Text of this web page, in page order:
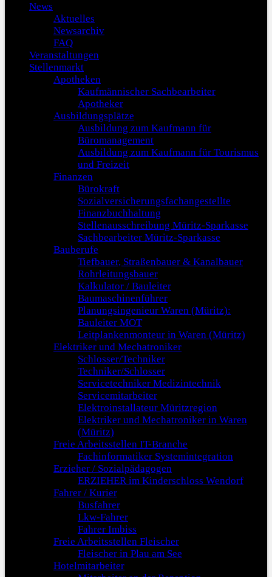
News
Aktuelles
Newsarchiv
FAQ
Veranstaltungen
Stellenmarkt
Apotheken
Kaufmännischer Sachbearbeiter
Apotheker
Ausbildungsplätze
Ausbildung zum Kaufmann für
Büromanagement
Ausbildung zum Kaufmann für Tourismus
und Freizeit
Finanzen
Bürokraft
Sozialversicherungsfachangestellte
Finanzbuchhaltung
Stellenausschreibung Müritz-Sparkasse
Sachbearbeiter Müritz-Sparkasse
Bauberufe
Tiefbauer, Straßenbauer & Kanalbauer
Rohrleitungsbauer
Kalkulator / Bauleiter
Baumaschinenführer
Planungsingenieur Waren (Müritz):
Bauleiter MOT
Leitplankenmonteur in Waren (Müritz)
Elektriker und Mechatroniker
Schlosser/Techniker
Techniker/Schlosser
Servicetechniker Medizintechnik
Servicemitarbeiter
Elektroinstallateur Müritzregion
Elektriker und Mechatroniker in Waren
(Müritz)
Freie Arbeitsstellen IT-Branche
Fachinformatiker Systemintegration
Erzieher / Sozialpädagogen
ERZIEHER im Kinderschloss Wendorf
Fahrer / Kurier
Busfahrer
Lkw-Fahrer
Fahrer Imbiss
Freie Arbeitsstellen Fleischer
Fleischer in Plau am See
Hotelmitarbeiter